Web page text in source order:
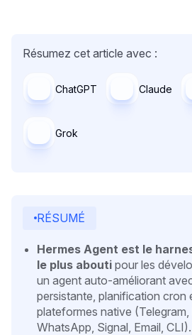
Résumez cet article avec :
ChatGPT Claude
Grok
RÉSUMÉ
Hermes Agent est le
le plus abouti pour les
un agent auto-améliorant
persistante, planification cron
plateformes native (Telegram,
WhatsApp, Signal, Email, CLI).